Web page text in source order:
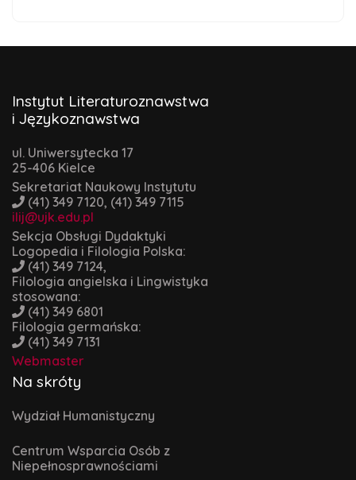
Instytut Literaturoznawstwa
i Językoznawstwa
ul. Uniwersytecka 17
25-406 Kielce
Sekretariat Naukowy Instytutu
(41) 349 7120, (41) 349 7115
ilij@ujk.edu.pl
Sekcja Obsługi Dydaktyki
Logopedia i Filologia Polska:
(41) 349 7124,
Filologia angielska i Lingwistyka
stosowana:
(41) 349 6801
Filologia germańska:
(41) 349 7131
Webmaster
Na skróty
Wydział Humanistyczny
Centrum Wsparcia Osób z
Niepełnosprawnościami